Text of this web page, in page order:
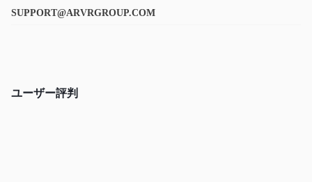
SUPPORT@ARVRGROUP.COM
ユーザー評判